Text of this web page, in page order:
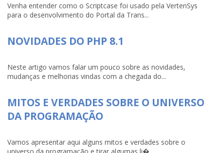
Venha entender como o Scriptcase foi usado pela VertenSys
para o desenvolvimento do Portal da Trans...
NOVIDADES DO PHP 8.1
Neste artigo vamos falar um pouco sobre as novidades,
mudanças e melhorias vindas com a chegada do...
MITOS E VERDADES SOBRE O UNIVERSO
DA PROGRAMAÇÃO
Vamos apresentar aqui alguns mitos e verdades sobre o